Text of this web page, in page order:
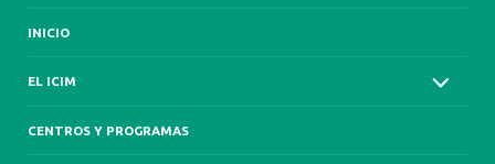
INICIO
EL ICIM
CENTROS Y PROGRAMAS